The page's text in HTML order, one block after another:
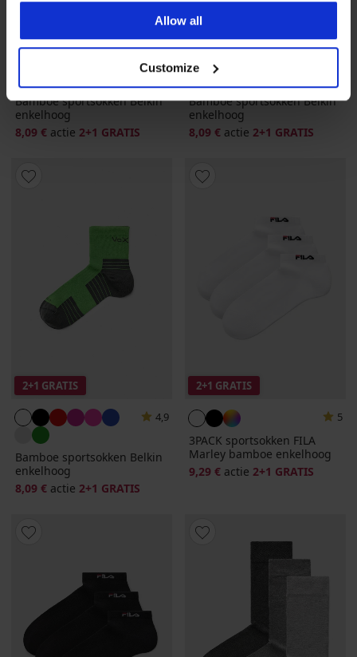
Allow all
Customize
4,9
Bamboe sportsokken Belkin
enkelhoog
8,09 € actie 2+1 GRATIS
2+1 GRATIS
Bamboe sportsokken Belkin
enkelhoog
8,09 € actie 2+1 GRATIS
2+1 GRATIS
4,9
Bamboe sportsokken Belkin
enkelhoog
8,09 € actie 2+1 GRATIS
2+1 GRATIS
5
3PACK sportsokken FILA
Marley bamboe enkelhoog
9,29 € actie 2+1 GRATIS